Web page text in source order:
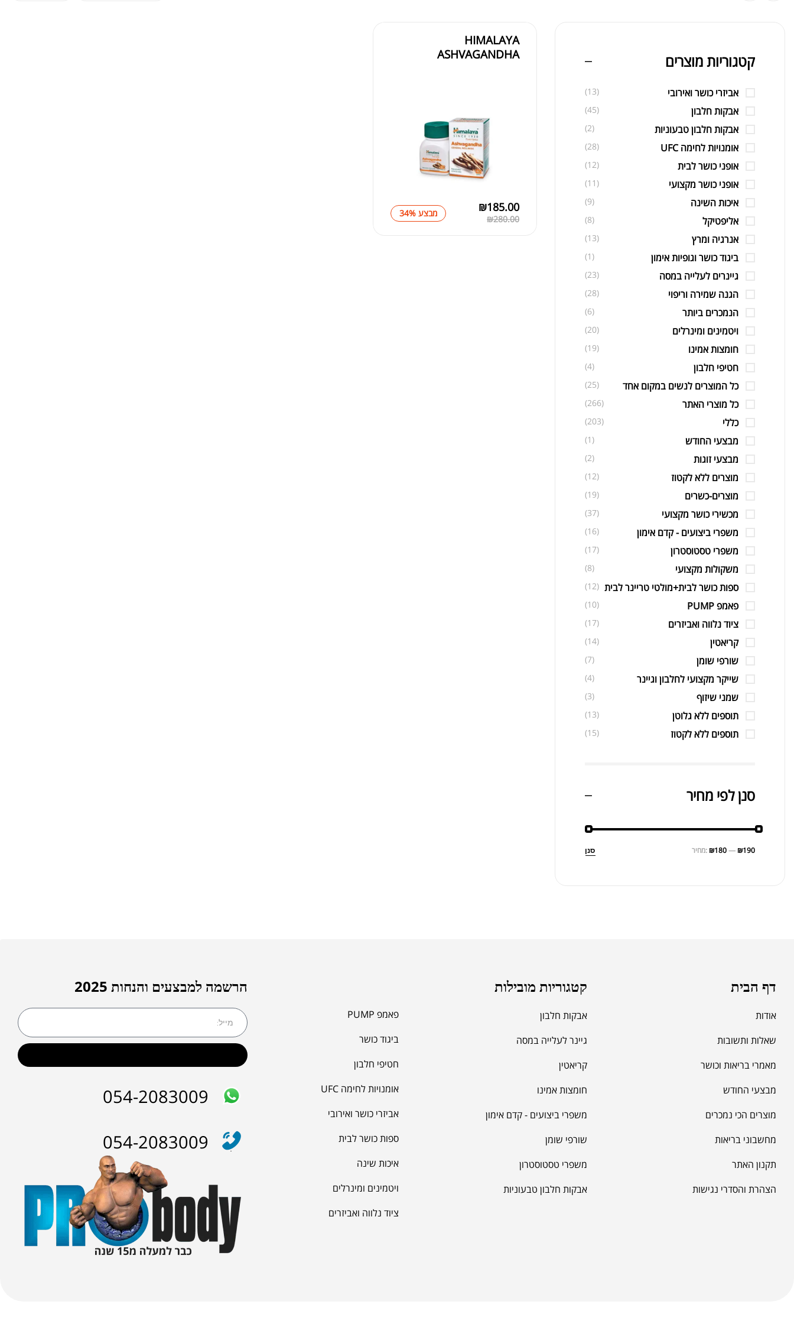
HIMALAYA
ASHVAGANDHA
₪280.00
₪185.00 מבצע 34%
קטגוריות מוצרים
אביזרי כושר ואירובי (13)
אבקות חלבון (45)
אבקות חלבון טבעוניות (2)
אומנויות לחימה UFC (28)
אופני כושר לבית (12)
אופני כושר מקצועי (11)
איכות השינה (9)
אליפטיקל (8)
אנרגיה ומרץ (13)
ביגוד כושר וגופיות אימון (1)
גיינרים לעלייה במסה (23)
הגנה שמירה וריפוי (28)
הנמכרים ביותר (6)
ויטמינים ומינרלים (20)
חומצות אמינו (19)
חטיפי חלבון (4)
כל המוצרים לנשים במקום אחד (25)
כל מוצרי האתר (266)
כללי (203)
מבצעי החודש (1)
מבצעי זוגות (2)
מוצרים ללא לקטוז (12)
מוצרים-כשרים (19)
מכשירי כושר מקצועי (37)
משפרי ביצועים - קדם אימון (16)
משפרי טסטוסטרון (17)
משקולות מקצועי (8)
ספות כושר לבית+מולטי טריינר לבית (12)
פאמפ PUMP (10)
ציוד נלווה ואביזרים (17)
קריאטין (14)
שורפי שומן (7)
שייקר מקצועי לחלבון וגיינר (4)
שמני שיזוף (3)
תוספים ללא גלוטן (13)
תוספים ללא לקטוז (15)
סנן לפי מחיר
סנן מחיר: ₪180— ₪190
דף הבית
אודות
שאלות ותשובות
מאמרי בריאות וכושר
מבצעי החודש
מוצרים הכי נמכרים
מחשבוני בריאות
תקנון האתר
הצהרת והסדרי נגישות
קטגוריות מובילות
אבקות חלבון
גיינר לעלייה במסה
קריאטין
חומצות אמינו
משפרי ביצועים - קדם אימון
שורפי שומן
משפרי טסטוסטרון
אבקות חלבון טבעוניות
פאמפ PUMP
ביגוד כושר
חטיפי חלבון
אומנויות לחימה UFC
אביזרי כושר ואירובי
ספות כושר לבית
איכות שינה
ויטמינים ומינרלים
ציוד נלווה ואביזרים
הרשמה למבצעים והנחות 2025
054-2083009
054-2083009